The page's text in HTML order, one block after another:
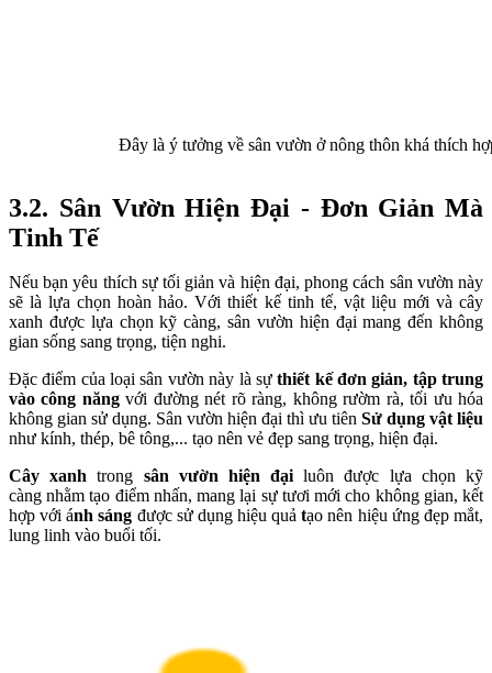
Đây là ý tưởng về sân vườn ở nông thôn khá thích
3.2. Sân Vườn Hiện Đại - Đơn Giản Mà
Tinh Tế
Nếu bạn yêu thích sự tối giản và hiện đại, phong cách sân vườn này
sẽ là lựa chọn hoàn hảo. Với thiết kế tinh tế, vật liệu mới và cây
xanh được lựa chọn kỹ càng, sân vườn hiện đại mang đến không
gian sống sang trọng, tiện nghi.
Đặc điểm của loại sân vườn này là sựthiết kế đơn giản, tập trung
vào công năngvới đường nét rõ ràng, không rườm rà, tối ưu hóa
không gian sử dụng. Sân vườn hiện đại thì ưu tiên Sử dụng vật liệu
như kính, thép, bê tông,... tạo nên vẻ đẹp sang trọng, hiện đại.
Cây xanhtrong sân vườn hiện đạiluôn được lựa chọn kỹ
càng nhằm tạo điểm nhấn, mang lại sự tươi mới cho không gian, kết
hợp với ánh sáng được sử dụng hiệu quảtạo nên hiệu ứng đẹp mắt,
lung linh vào buổi tối.